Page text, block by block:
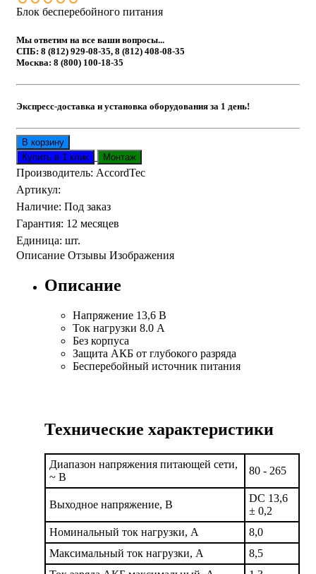
Блок бесперебойного питания
Мы ответим на все ваши вопросы...
СПБ: 8 (812) 929-08-35, 8 (812) 408-08-35
Москва: 8 (800) 100-18-35
Экспресс-доставка и установка оборудования за 1 день!
Производитель: AccordTec
Артикул:
Наличие: Под заказ
Гарантия: 12 месяцев
Единица: шт.
Описание Отзывы Изображения
Описание
Напряжение 13,6 В
Ток нагрузки 8.0 А
Без корпуса
Защита АКБ от глубокого разряда
Бесперебойный источник питания
Технические характеристики
Диапазон напряжения питающей сети,
~ В
80 - 265
Выходное напряжение, В
DC 13,6
± 0,2
Номинальный ток нагрузки, А
8,0
Максимальный ток нагрузки, А
8,5